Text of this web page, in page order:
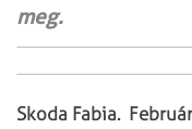
meg.
Skoda Fabia.